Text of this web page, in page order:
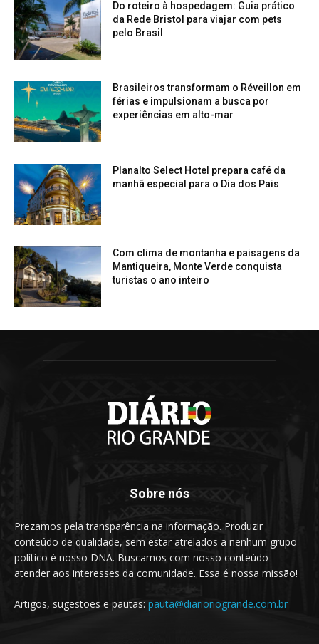
Do roteiro à hospedagem: Guia prático
da Rede Bristol para viajar com pets
pelo Brasil
Brasileiros transformam o Réveillon em
férias e impulsionam a busca por
experiências em alto-mar
Planalto Select Hotel prepara café da
manhã especial para o Dia dos Pais
Com clima de montanha e paisagens da
Mantiqueira, Monte Verde conquista
turistas o ano inteiro
Sobre nós
Prezamos pela transparência na informação. Produzir
conteúdo de qualidade, sem estar atrelados a nenhum grupo
político é nosso DNA. Buscamos com nosso conteúdo
atender aos interesses da comunidade. Essa é nossa missão!
Artigos, sugestões e pautas: pauta@diarioriogrande.com.br